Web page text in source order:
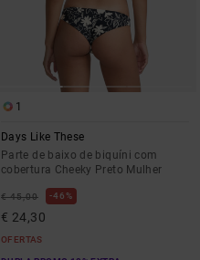
1
Days Like These
Parte de baixo de biquíni com
cobertura Cheeky Preto Mulher
€ 45,00 46%
€ 24,30
OFERTAS